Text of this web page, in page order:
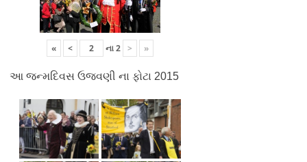
« < ના2 > »
આ જન્મદિવસ ઉજવણી ના ફોટા 2015